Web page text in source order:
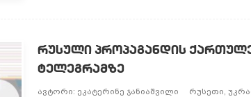
რუსული პროპაგანდის
ტელეგრამზე
ავტორი: ეკატერინე ჯანიაშვილი რუსეთი,